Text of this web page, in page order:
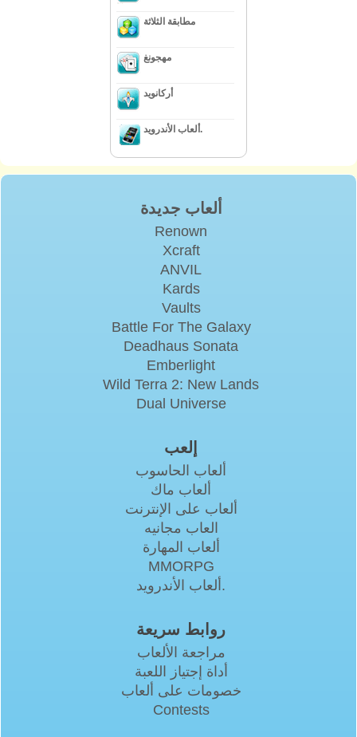
مطابقة الثلاثة
مهجونغ
أركانويد
ألعاب الأندرويد.
ألعاب جديدة
Renown
Xcraft
ANVIL
Kards
Vaults
Battle For The Galaxy
Deadhaus Sonata
Emberlight
Wild Terra 2: New Lands
Dual Universe
إلعب
ألعاب الحاسوب
ألعاب ماك
ألعاب على الإنترنت
العاب مجانيه
ألعاب المهارة
MMORPG
ألعاب الأندرويد.
روابط سريعة
مراجعة الألعاب
أداة إجتياز اللعبة
خصومات على ألعاب
Contests